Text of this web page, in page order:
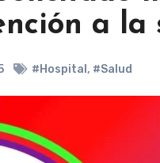
a la
#Hospital , #Salud